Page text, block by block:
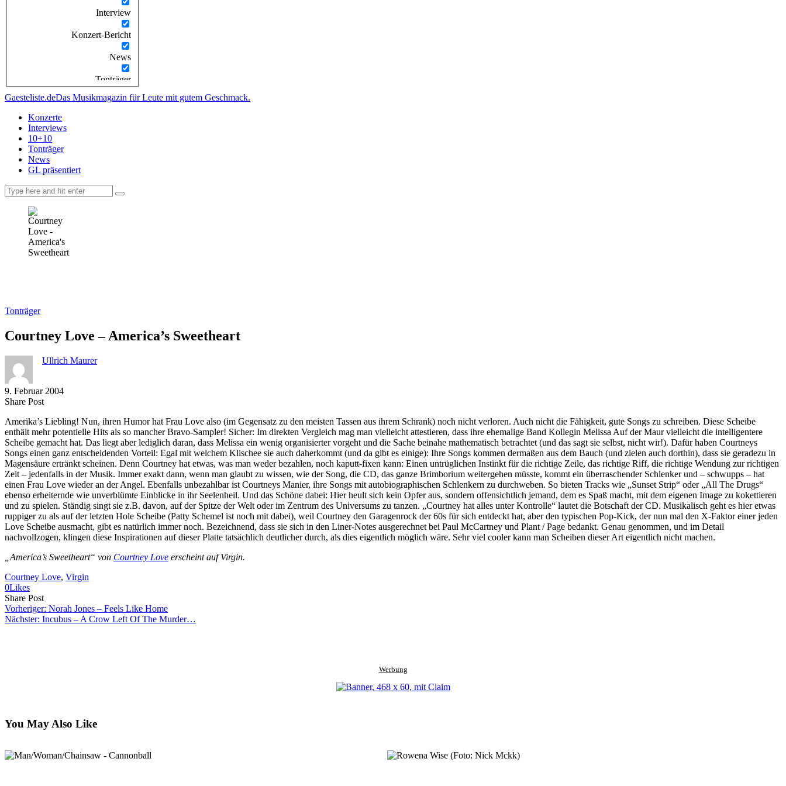
Interview
Konzert-Bericht
News
Tonträger
Gaesteliste.deDas Musikmagazin für Leute mit gutem Geschmack.
Konzerte
Interviews
10+10
Tonträger
News
GL präsentiert
Tonträger
Courtney Love – America’s Sweetheart
Ullrich Maurer
9. Februar 2004
Share PostShare
Facebook
Copy
to
clipboard
Send
via
eMail
Amerika’s Liebling! Nun, ihren Humor hat Frau Love also (im Gegensatz zu den meisten Tassen aus ihrem Schrank) noch nicht verloren. Auch nicht die Fähigkeit, gute Songs zu schreiben. Diese Scheibe
enthält mehr potentielle Hits als so mancher Bravo-Sampler! Sicher: Im direkten Vergleich mag man vielleicht attestieren, dass ihre ehemalige Band Kollegin Melissa Auf der Maur vielleicht die intelligentere
Scheibe gemacht hat. Das liegt aber lediglich daran, dass Melissa ein wenig organisierter vorgeht und die Sache beinahe mathematisch betrachtet (und das sagt sie selbst, nicht wir!). Dafür haben Courtneys
Songs einen ganz entscheidenden Vorteil: Egal mit welchem Klischee sie auch daherkommt (und da gibt es einige): Ihre Songs kommen dermaßen aus dem Bauch (und zielen auch dorthin), dass sie geradezu in
Magensäure ertränkt scheinen. Denn Courtney hat etwas, was man weder bezahlen, noch kaputt-fixen kann: Einen untrüglichen Instinkt für die richtige Zeile, das richtige Riff, die richtige Wendung zur richtigen
Zeit – jedenfalls in der Musik. Immer exakt dann, wenn man glaubt zu wissen, wie der Song, die CD, das ganze Brimborium weitergehen müsste, kommt ein überraschender Schlenker und – schwupps – hat
einen Frau Love wieder an der Angel. Ebenfalls unbezahlbar ist Courtneys Manier, ihre Songs mit autobiographischen Schlenkern zu durchweben. So bieten Tracks wie „Sunset Strip“ oder „All The Drugs“
ebenso erheiternde wie unverblümte Einblicke in ihr Seelenheil. Und das Schöne dabei: Hier heult sich kein Opfer aus, sondern offensichtlich jemand, dem es Spaß macht, mit dem eigenen Image zu kokettieren
und zu spielen. Ständig singt sie z.B. davon, auf der Spitze der Welt oder im Zentrum des Universums zu tanzen. „Courtney hat alles unter Kontrolle“ lautet die Botschaft der CD. Musikalisch geht es hier etwas
ruppiger zu als auf der letzten Hole Scheibe (Patty Schemel ist noch mit dabei), weil Courtney den Garagenrock der 60s für sich entdeckt hat, aber den typischen Pop-Kick, der nun mal den X-Faktor einer jeden
Love Scheibe ausmacht, gibt es natürlich immer noch. Bezeichnend, dass sie sich in den Liner-Notes ausgerechnet bei Paul McCartney und Plant / Page bedankt. Genau genommen, und im Detail
nachvollzogen, klingen diese Inspirationen auf dieser Platte tatsächlich deutlicher durch, als dies eigentlich möglich wäre. Sehr viel cooler kann man Scheiben dieser Art eigentlich nicht machen.
„America’s Sweetheart“ von Courtney Love erscheint auf Virgin.
Courtney Love, Virgin
0Likes
Share PostShare
on
Facebook
Copy
URL
to
Send
Link
via
Vorheriger: Norah Jones – Feels Like Home
Nächster: Incubus – A Crow Left Of The Murder…
Werbung
You May Also Like